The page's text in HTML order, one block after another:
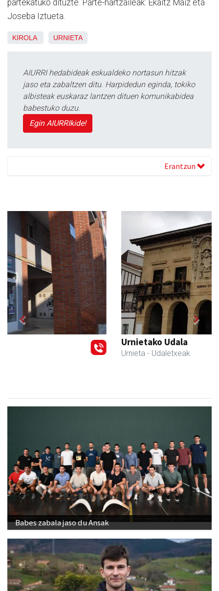
partekatuko dituzte. Parte-hartzaileak: Ekaitz Maiz eta
Joseba Iztueta.
KIROLA URNIETA
AIURRI hedabideak eskualdeko nortasun hitzak
jaso eta zabaltzen ditu. Harpidedun eginda, tokiko
albisteak euskaraz lantzen dituen komunikabidea
babestuko duzu.
Egin AIURRIkide!
Erantzun
Previous Next
Babes zabala jaso du Ansak